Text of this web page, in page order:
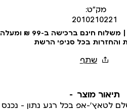
מוצרמק״ט:
2010210221
עלות משלוח 19 ₪ | משלוח חינם ברכישה ב-99 ₪ ומעלה
והחזרות בכל סניפי הרשת
תיאור מוצר
לטאץ’-אפ בכל רגע נתון – נכנס